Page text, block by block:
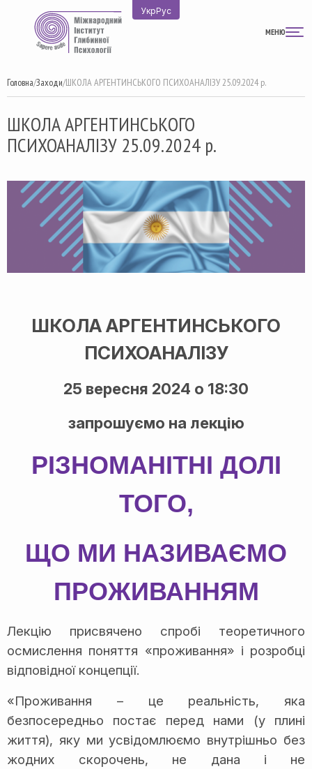
УкрРус
МЕНЮ
Головна/Заходи/ШКОЛА АРГЕНТИНСЬКОГО ПСИХОАНАЛІЗУ 25.09.2024 р.
ШКОЛА АРГЕНТИНСЬКОГО
ПСИХОАНАЛІЗУ 25.09.2024 р.
ШКОЛА АРГЕНТИНСЬКОГО
ПСИХОАНАЛІЗУ
25 вересня 2024 о 18:30
запрошуємо на лекцію
РІЗНОМАНІТНІ ДОЛІ
ТОГО,
ЩО МИ НАЗИВАЄМО
ПРОЖИВАННЯМ
Лекцію присвячено спробі теоретичного
осмислення поняття «проживання» і розробці
відповідної концепції.
«Проживання – це реальність, яка
безпосередньо постає перед нами (у плині
життя), яку ми усвідомлюємо внутрішньо без
жодних скорочень, не дана і не